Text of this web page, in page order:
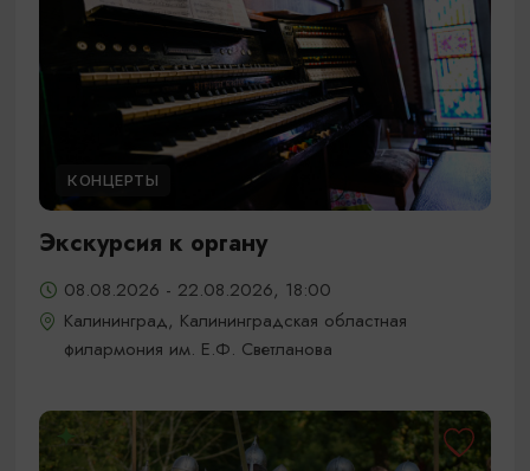
КОНЦЕРТЫ
Экскурсия к органу
08.08.2026 - 22.08.2026, 18:00
Калининград, Калининградская областная
филармония им. Е.Ф. Светланова